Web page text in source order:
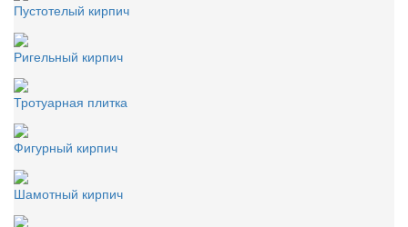
Пустотелый кирпич
Ригельный кирпич
Тротуарная плитка
Фигурный кирпич
Шамотный кирпич